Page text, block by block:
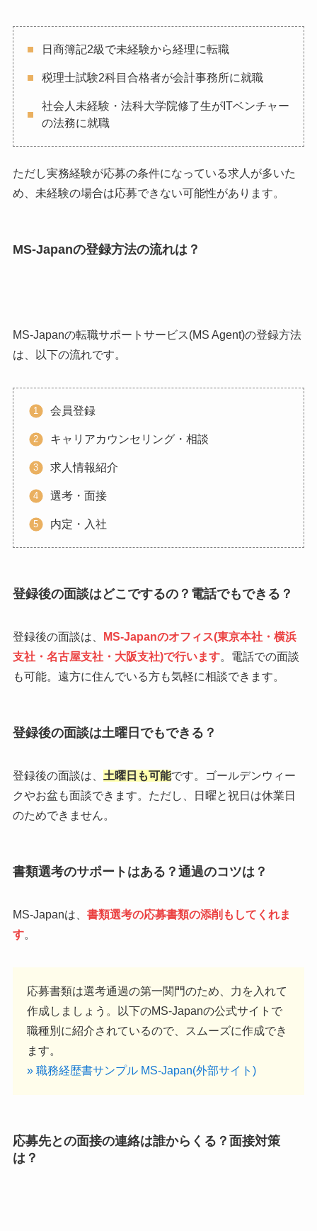
日商簿記2級で未経験から経理に転職
税理士試験2科目合格者が会計事務所に就職
社会人未経験・法科大学院修了生がITベンチャー
の法務に就職
ただし実務経験が応募の条件になっている求人が多いた
め、未経験の場合は応募できない可能性があります。
MS-Japanの登録方法の流れは？
MS-Japanの転職サポートサービス(MS Agent)の登録方法
は、以下の流れです。
会員登録
キャリアカウンセリング・相談
求人情報紹介
選考・面接
内定・入社
登録後の面談はどこでするの？電話でもできる？
登録後の面談は、
MS-Japanのオフィス(東京本社・横浜
支社・名古屋支社・大阪支社)で行います。電話での面談
も可能。遠方に住んでいる方も気軽に相談できます。
登録後の面談は土曜日でもできる？
登録後の面談は、 土曜日も可能です。ゴールデンウィー
クやお盆も面談できます。ただし、日曜と祝日は休業日
のためできません。
書類選考のサポートはある？通過のコツは？
MS-Japanは、 書類選考の応募書類の添削もしてくれま
す。
応募書類は選考通過の第一関門のため、力を入れて
作成しましょう。以下のMS-Japanの公式サイトで
職種別に紹介されているので、スムーズに作成でき
ます。
» 職務経歴書サンプル MS-Japan(外部サイト)
応募先との面接の連絡は誰からくる？面接対策
は？